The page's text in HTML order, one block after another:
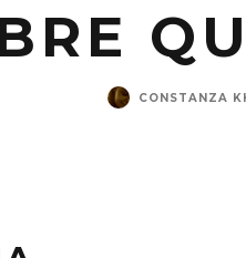
CONSTANZA